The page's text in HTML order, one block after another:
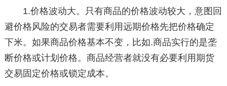
1.价格波动大。只有商品的价格波动较大，意图回
避价格风险的交易者需要利用远期价格先把价格确定
下米。如果商品价格基本不变，比如.商品实行的是垄
断价格或计划价格。商品经营者就没有必要利用期货
交易固定价格或锁定成本。